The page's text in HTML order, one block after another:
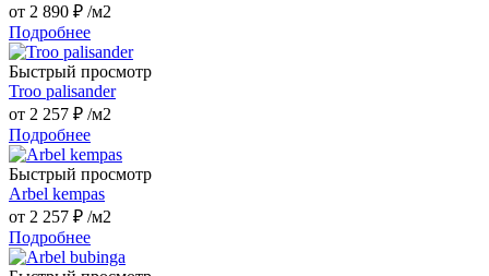
от 2 890 ₽ /м2
Подробнее
Быстрый просмотр
Troo palisander
от 2 257 ₽ /м2
Подробнее
Быстрый просмотр
Arbel kempas
от 2 257 ₽ /м2
Подробнее